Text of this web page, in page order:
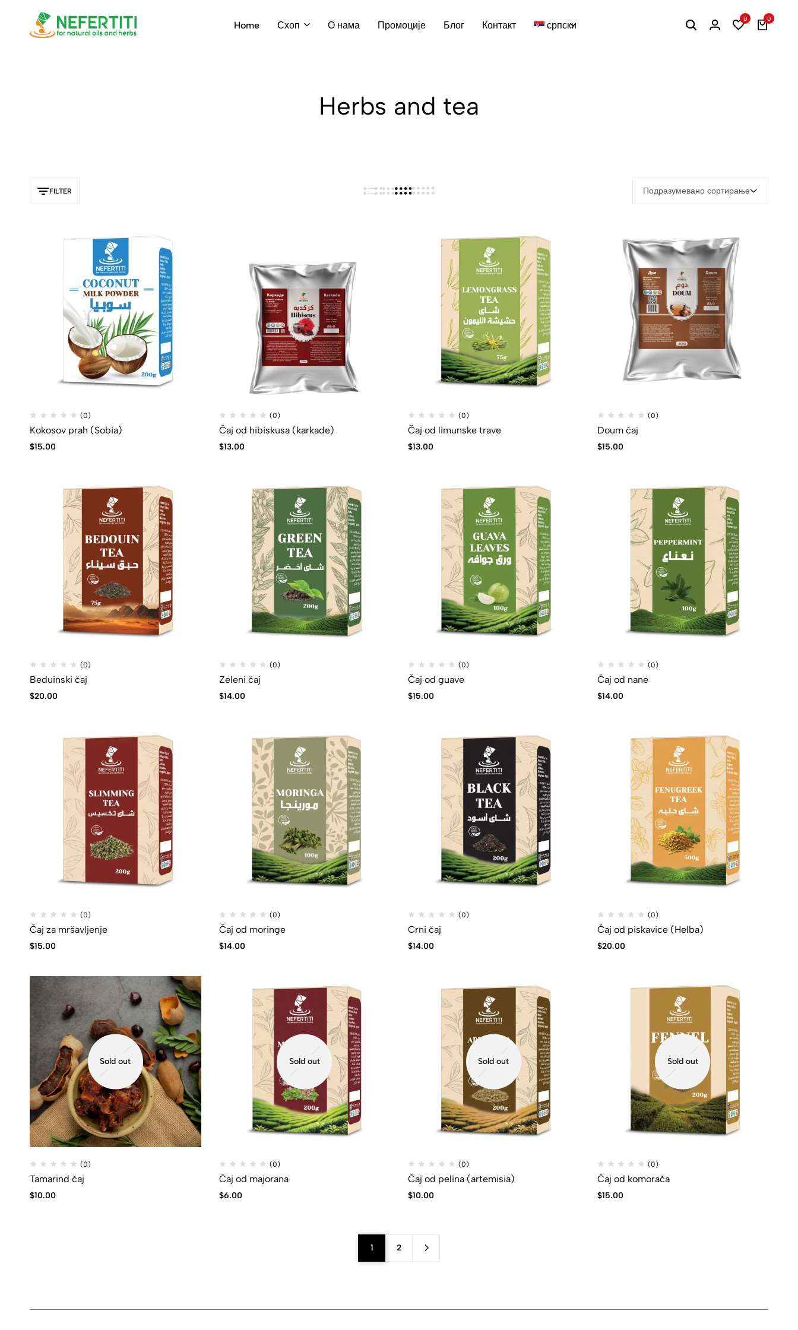
Home Схоп О нама Промоције Блог Контакт српски
0 0
Herbs and tea
FILTER Подразумевано сортирање
(0)
Kokosov prah (Sobia)
$15.00
(0)
Čaj od hibiskusa (karkade)
$13.00
(0)
Čaj od limunske trave
$13.00
(0)
Doum čaj
$15.00
(0)
Beduinski čaj
$20.00
(0)
Zeleni čaj
$14.00
(0)
Čaj od guave
$15.00
(0)
Čaj od nane
$14.00
(0)
Čaj za mršavljenje
$15.00
(0)
Čaj od moringe
$14.00
(0)
Crni čaj
$14.00
(0)
Čaj od piskavice (Helba)
$20.00
Sold out
(0)
Tamarind čaj
$10.00
Sold out
(0)
Čaj od majorana
$6.00
Sold out
(0)
Čaj od pelina (artemisia)
$10.00
Sold out
(0)
Čaj od komorača
$15.00
1 2